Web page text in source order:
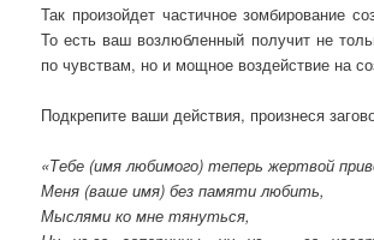
Так произойдет частичное зомбирование
То есть ваш возлюбленный получит не
по чувствам, но и мощное воздействие на
Подкрепите ваши действия, произнеся
«Тебе (имя любимого) теперь жертвой
Меня (ваше имя) без памяти любить,
Мыслями ко мне тянуться,